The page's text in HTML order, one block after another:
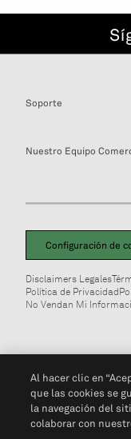
Soporte
Nuestro Equipo
Configuración de
Disclaimers Legales
Política de Privacidad
No Vendan Mi
Al hacer clic en
que las cookies se
la navegación del
colaborar con